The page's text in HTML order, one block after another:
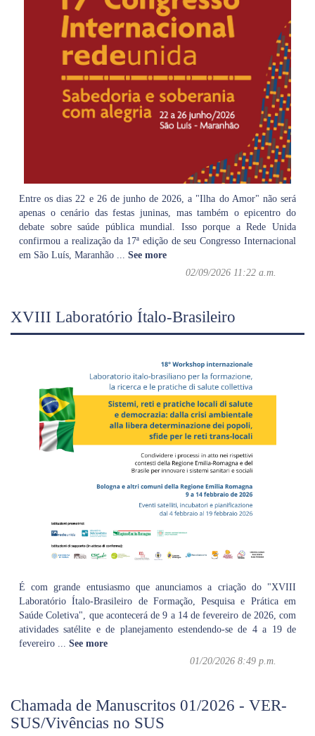
Entre os dias 22 e 26 de junho de 2026, a "Ilha do Amor" não será
apenas o cenário das festas juninas, mas também o epicentro do
debate sobre saúde pública mundial. Isso porque a Rede Unida
confirmou a realização da 17ª edição de seu Congresso Internacional
em São Luís, Maranhão ... See more
02/09/2026 11:22 a.m.
XVIII Laboratório Ítalo-Brasileiro
É com grande entusiasmo que anunciamos a criação do "XVIII
Laboratório Ítalo-Brasileiro de Formação, Pesquisa e Prática em
Saúde Coletiva", que acontecerá de 9 a 14 de fevereiro de 2026, com
atividades satélite e de planejamento estendendo-se de 4 a 19 de
fevereiro ... See more
01/20/2026 8:49 p.m.
Chamada de Manuscritos 01/2026 - VER-
SUS/Vivências no SUS